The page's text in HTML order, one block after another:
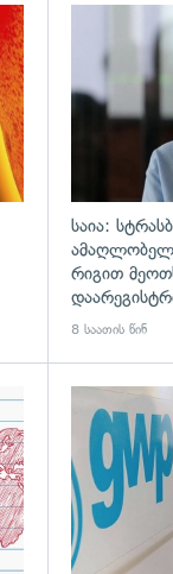
საია:
რიგით
8 საათის წინ